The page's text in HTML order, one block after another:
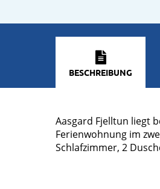
BESCHREIBUNG
Aasgard Fjelltun liegt
Ferienwohnung im
Schlafzimmer, 2